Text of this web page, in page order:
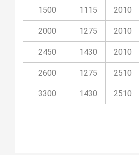
1500 1115 2010
2000 1275 2010
2450 1430 2010
2600 1275 2510
3300 1430 2510